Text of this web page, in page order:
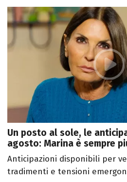
Un posto al sole, le
agosto: Marina è sempre
Anticipazioni disponibili per
tradimenti e tensioni